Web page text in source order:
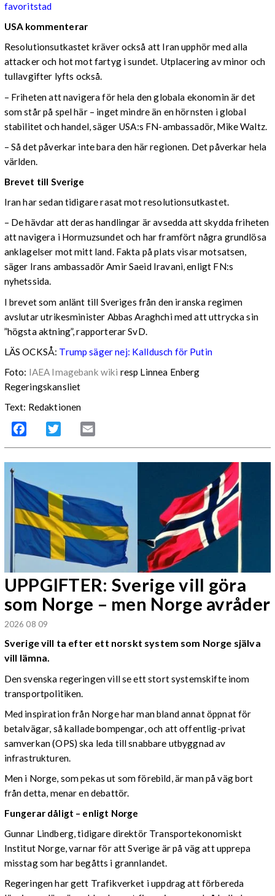
favoritstad
USA kommenterar
Resolutionsutkastet kräver också att Iran upphör med alla
attacker och hot mot fartyg i sundet. Utplacering av minor och
tullavgifter lyfts också.
– Friheten att navigera för hela den globala ekonomin är det
som står på spel här – inget mindre än en hörnsten i global
stabilitet och handel, säger USA:s FN-ambassadör, Mike Waltz.
– Så det påverkar inte bara den här regionen. Det påverkar hela
världen.
Brevet till Sverige
Iran har sedan tidigare rasat mot resolutionsutkastet.
– De hävdar att deras handlingar är avsedda att skydda friheten
att navigera i Hormuzsundet och har framfört några grundlösa
anklagelser mot mitt land. Fakta på plats visar motsatsen,
säger Irans ambassadör Amir Saeid Iravani, enligt FN:s
nyhetssida.
I brevet som anlänt till Sveriges från den iranska regimen
avslutar utrikesminister Abbas Araghchi med att uttrycka sin
”högsta aktning”, rapporterar SvD.
LÄS OCKSÅ: Trump säger nej: Kalldusch för Putin
Foto: IAEA Imagebank wiki resp Linnea Enberg
Regeringskansliet
Text: Redaktionen
Facebook Twitter
UPPGIFTER: Sverige vill göra
som Norge – men Norge avråder
2026 08 09
Sverige vill ta efter ett norskt system som Norge själva
vill lämna.
Den svenska regeringen vill se ett stort systemskifte inom
transportpolitiken.
Med inspiration från Norge har man bland annat öppnat för
betalvägar, så kallade bompengar, och att offentlig-privat
samverkan (OPS) ska leda till snabbare utbyggnad av
infrastrukturen.
Men i Norge, som pekas ut som förebild, är man på väg bort
från detta, menar en debattör.
Fungerar dåligt – enligt Norge
Gunnar Lindberg, tidigare direktör Transportekonomiskt
Institut Norge, varnar för att Sverige är på väg att upprepa
misstag som har begåtts i grannlandet.
Regeringen har gett Trafikverket i uppdrag att förbereda